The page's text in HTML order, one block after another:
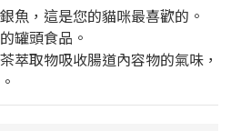
魚，這是您的貓咪最喜歡的。
罐頭食品。
萃取物吸收腸道內容物的氣味，